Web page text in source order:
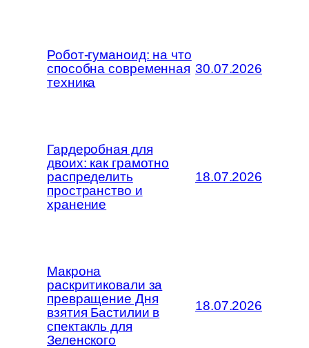
Робот-гуманоид: на что
способна современная
техника
30.07.2026
Гардеробная для
двоих: как грамотно
распределить
пространство и
хранение
18.07.2026
Макрона
раскритиковали за
превращение Дня
взятия Бастилии в
спектакль для
Зеленского
18.07.2026